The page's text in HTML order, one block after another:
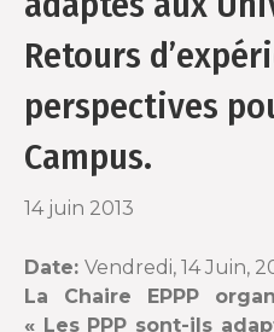
o
k
Retours
perspectives
Campus.
14 juin 2013
Date: Vendredi, 14 Juin,
La Chaire EPPP
« Les PPP sont-ils